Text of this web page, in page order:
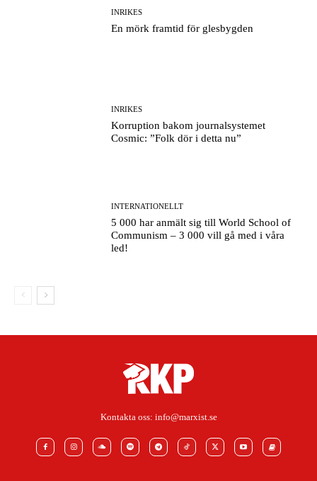
INRIKES
En mörk framtid för glesbygden
INRIKES
Korruption bakom journalsystemet
Cosmic: ”Folk dör i detta nu”
INTERNATIONELLT
5 000 har anmält sig till World School of
Communism – 3 000 vill gå med i våra
led!
Kontakta oss: info@marxist.se